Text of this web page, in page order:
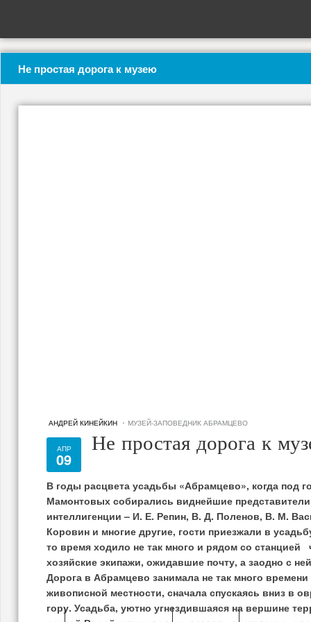
Не простая дорога к музею
АНДРЕЙ КИНЕЙКИН · МУЗЕЙ-ЗАПОВЕДНИК АБРАМЦЕВО
АПР
09
Не простая дорога к
В годы расцвета усадьбы «Абрамцево», когда под
Мамонтовых собирались виднейшие
интеллигенции – И. Е. Репин, В. Д. Поленов, В. М.
Коровин и многие другие, гости приезжали в
то время ходило не так много и рядом со станцией
хозяйские экипажи, ожидавшие почту, а заодно с
Дорога в Абрамцево занимала не так много
живописной местности, сначала спускаясь вниз в
гору. Усадьба, уютно угнездившаяся на вершине